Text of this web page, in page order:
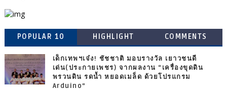
POPULAR 10 HIGHLIGHT COMMENTS
เด็กเทพฯเจ๋ง! ชัชชาติ มอบรางวัล เยาวชนดี
เด่น(ประกายเพชร) จากผลงาน “เครื่องขุดดิน
พรวนดิน รดน้ำ หยอดเมล็ด ด้วยโปรแกรม
Arduino”